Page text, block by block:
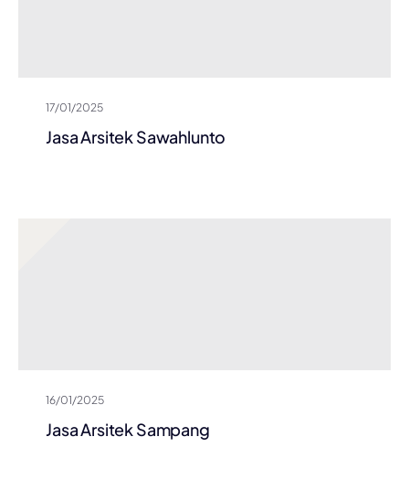
17/01/2025
Jasa Arsitek Sawahlunto
16/01/2025
Jasa Arsitek Sampang